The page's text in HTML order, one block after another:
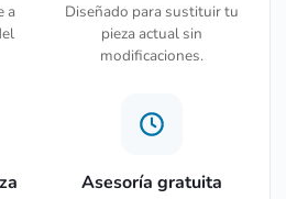
a
Diseñado para sustituir tu
pieza actual sin
modificaciones.
Asesoría gratuita